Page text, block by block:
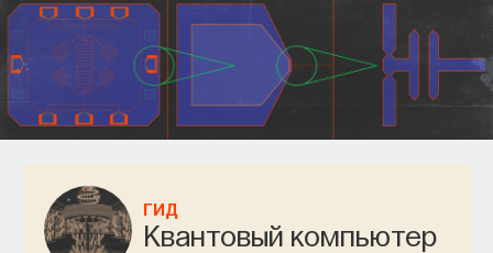
ГИД
Квантовый компьютер